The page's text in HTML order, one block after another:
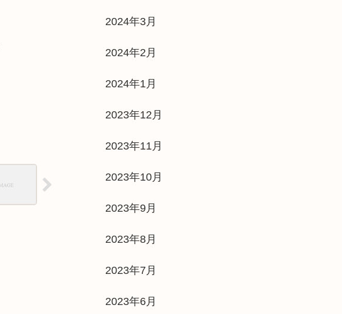
2024年3月
2024年2月
2024年1月
2023年12月
2023年11月
2023年10月
2023年9月
2023年8月
2023年7月
2023年6月